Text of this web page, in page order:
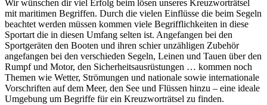
Wir wünschen dir viel Erfolg beim lösen unseres Kreuzworträtsel
mit maritimen Begriffen. Durch die vielen Einflüsse die beim Segeln
beachtet werden müssen kommen viele Begrifflichkeiten in diese
Sportart die in diesen Umfang selten ist. Angefangen bei den
Sportgeräten den Booten und ihren schier unzähligen Zubehör
angefangen bei den verschieden Segeln, Leinen und Tauen über den
Rumpf und Motor, den Sicherheitsausrüstungen … kommen noch
Themen wie Wetter, Strömungen und nationale sowie internationale
Vorschriften auf dem Meer, den See und Flüssen hinzu – eine ideale
Umgebung um Begriffe für ein Kreuzworträtsel zu finden.